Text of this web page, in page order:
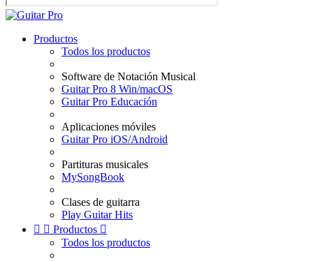
Productos
Todos los productos
Software de Notación Musical
Guitar Pro 8 Win/macOS
Guitar Pro Educación
Aplicaciones móviles
Guitar Pro iOS/Android
Partituras musicales
MySongBook
Clases de guitarra
Play Guitar Hits
  Productos 
Todos los productos